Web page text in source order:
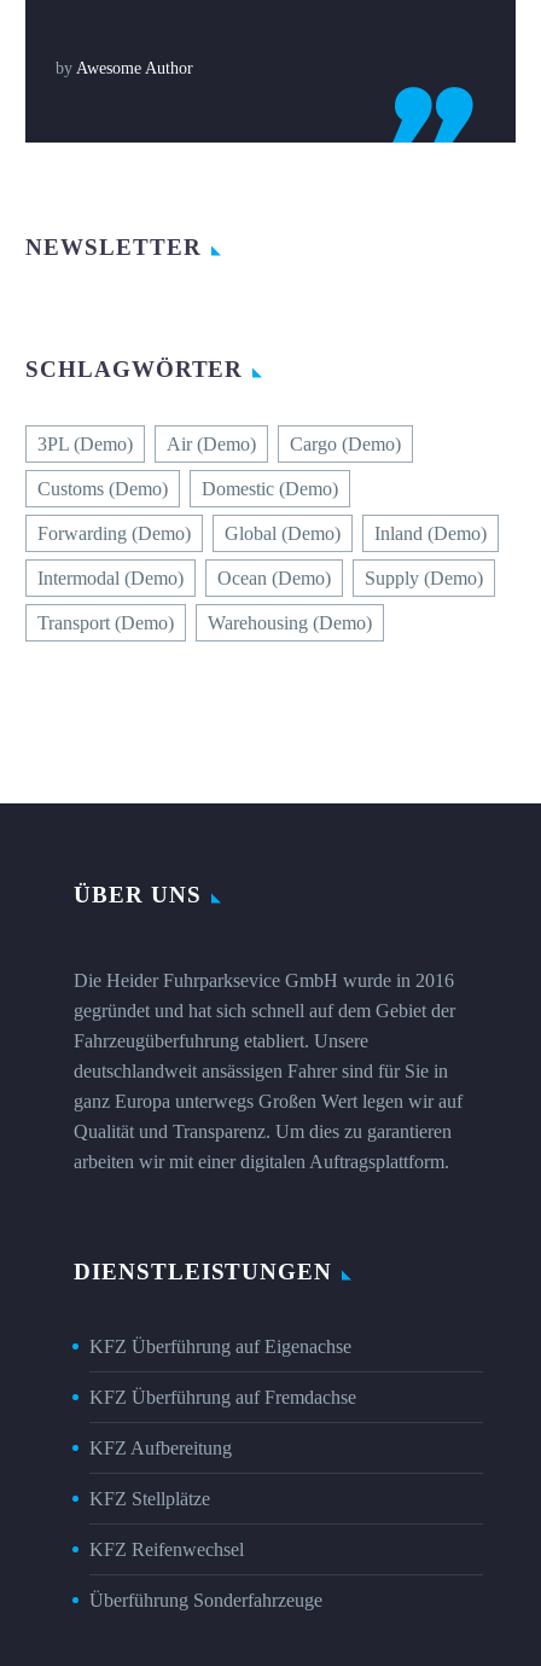
by Awesome Author

NEWSLETTER
SCHLAGWÖRTER
3PL (Demo) Air (Demo) Cargo (Demo)
Customs (Demo) Domestic (Demo)
Forwarding (Demo) Global (Demo) Inland (Demo)
Intermodal (Demo) Ocean (Demo) Supply (Demo)
Transport (Demo) Warehousing (Demo)
ÜBER UNS
Die Heider Fuhrparksevice GmbH wurde in 2016
gegründet und hat sich schnell auf dem Gebiet der
Fahrzeugüberfuhrung etabliert. Unsere
deutschlandweit ansässigen Fahrer sind für Sie in
ganz Europa unterwegs Großen Wert legen wir auf
Qualität und Transparenz. Um dies zu garantieren
arbeiten wir mit einer digitalen Auftragsplattform.
DIENSTLEISTUNGEN
KFZ Überführung auf Eigenachse
KFZ Überführung auf Fremdachse
KFZ Aufbereitung
KFZ Stellplätze
KFZ Reifenwechsel
Überführung Sonderfahrzeuge